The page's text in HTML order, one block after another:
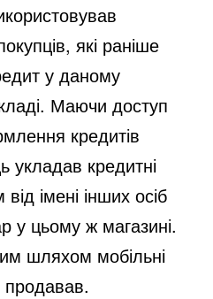
які раніше
у даному
Маючи доступ
кредитів
укладав кредитні
імені інших осіб
у цьому ж магазині.
шляхом мобільні